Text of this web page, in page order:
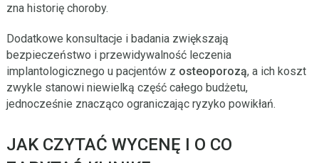
zna historię choroby.
Dodatkowe konsultacje i badania zwiększają
bezpieczeństwo i przewidywalność leczenia
implantologicznego u pacjentów z osteoporozą, a ich koszt
zwykle stanowi niewielką część całego budżetu,
jednocześnie znacząco ograniczając ryzyko powikłań.
JAK CZYTAĆ WYCENĘ I O CO